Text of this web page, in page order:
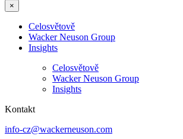
×
Celosvětově
Wacker Neuson Group
Insights
Celosvětově
Wacker Neuson Group
Insights
Kontakt
info-cz@wackerneuson.com